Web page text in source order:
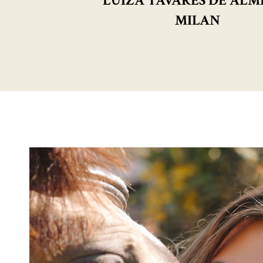
MILAN